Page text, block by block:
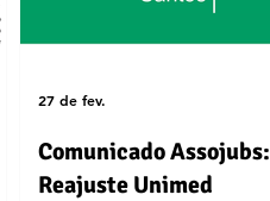
Comunicado Assojubs:
Reajuste Unimed
27 de fev.